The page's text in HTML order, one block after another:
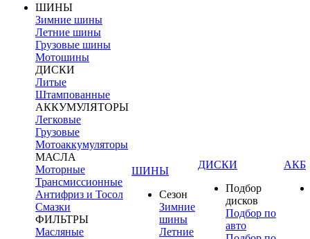
ШИНЫ
Зимние шины
Летние шины
Грузовые шины
Мотошины
ДИСКИ
Литые
Штампованные
АККУМУЛЯТОРЫ
Легковые
Грузовые
Мотоаккумуляторы
МАСЛА
Моторные
Трансмиссионные
Антифриз и Тосол
Смазки
ФИЛЬТРЫ
Масляные
ШИНЫ
Сезон
Зимние
шины
Летние
ДИСКИ
Подбор
дисков
Подбор по
авто
АКБ